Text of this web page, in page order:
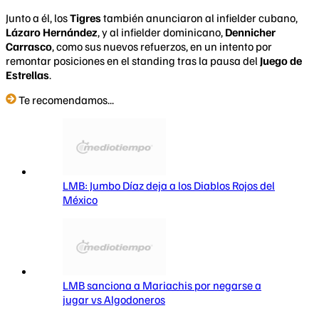
Junto a él, losTigrestambién anunciaron al infielder cubano,
Lázaro Hernández, y al infielder dominicano, Dennicher
Carrasco, como sus nuevos refuerzos, en un intento por
remontar posiciones en el standing tras la pausa del Juego de
Estrellas.
Te recomendamos...
LMB: Jumbo Díaz deja a los Diablos Rojos del
México
LMB sanciona a Mariachis por negarse a
jugar vs Algodoneros